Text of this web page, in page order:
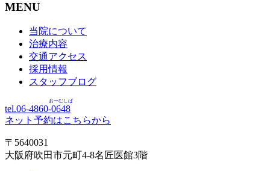
MENU
当院について
治療内容
交通アクセス
採用情報
スタッフブログ
tel.06-4860-0648
おーむしば
ネット予約はこちらから
〒5640031
大阪府吹田市元町4-8名匠医館3階